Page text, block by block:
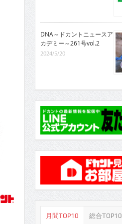
DNA～ドカントニュースア
カデミー～261号vol.2
2024/5/20
月間TOP10 総合TOP10